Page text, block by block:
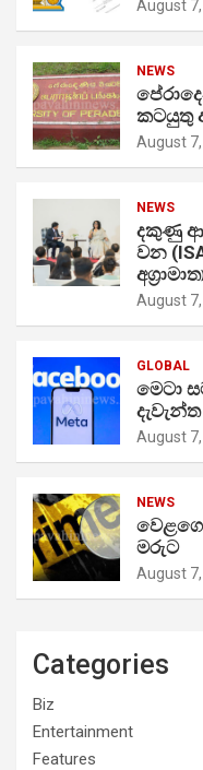
August
NEWS
කටයුතු
August
NEWS
දකුණු
වන
August
GLOBAL
මෙටා
August
NEWS
මරුට
August
Categories
Biz
Entertainment
Features